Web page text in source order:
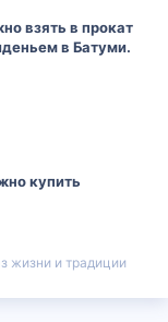
взять в прокат
в Батуми.
купить
жизни и традиции